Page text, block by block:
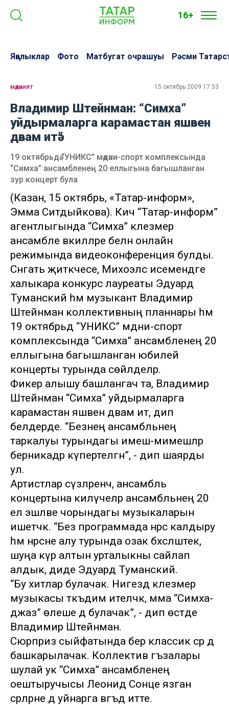
16+
Яңалыклар Фото Матбугат очрашуы Рәсми
мәдәният 15 октябрь 2009 17:53
Владимир Штейнман: “Симха”
уйдырмаларга карамастан яшәвен
дәвам итә”
19 октябрьдә “УНИКС” мәдәни-спорт комплексында
“Симха” ансамбленең 20 еллыгына багышланган
зур концерт була
(Казан, 15 октябрь, «Татар-информ»,
Эмма Ситдыйкова). Кичә “Татар-информ”
агентлыгында “Симха” клезмер
ансамбле вәкилләре белән онлайн
режимында видеоконференция булды.
Сәнгать җитәкчесе, Михоэлс исемендәге
халыкара конкурс лауреаты Эдуард
Туманский һәм музыкант Владимир
Штейнман коллективның планнары һәм
19 октябрьдә “УНИКС” мәдәни-спорт
комплексында “Симха” ансамбленең 20
еллыгына багышланган юбилей
концерты турында сөйләделәр.
Фикер алышу башлангач та, Владимир
Штейнман “Симха” уйдырмаларга
карамастан яшәвен дәвам итә, дип
белдерде. “Безнең ансамбльнең
таркалуы турындагы имеш-мимешләр
берникадәр күпертелгән”, - дип шаярды
ул.
Артистлар сүзләренчә, ансамбль
концертына килүчеләр ансамбльнең 20
ел эшләве чорындагы музыкаларын
ишетәчәк. “Без программада нәрсә калдыру
һәм нәрсәне алу турында озак бәхәсләштек,
шуңа күрә алтын урталыкны сайлап
алдык, диде Эдуард Туманский.
“Бу хитлар булачак. Нигездә клезмер
музыкасы тәкъдим ителәчәк, әмма “Симха-
джаз” өлеше дә булачак”, - дип өстәде
Владимир Штейнман.
Сюрприз сыйфатында бер классик әсәр дә
башкарылачак. Коллектив әгъзалары
шулай ук “Симха” ансамбленең
оештыручысы Леонид Сонце язган
әсәрләрне дә уйнарга вәгъдә итте.